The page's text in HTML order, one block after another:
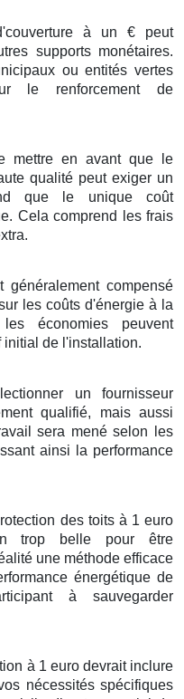
couverture à un € peut
supports monétaires.
ouentités vertes
le renforcementde
mettre en avantque
le
qualitépeut exigerun
que le uniquecoût
. Celacomprend lesfrais
.
généralement compensé
les coûts d'énergie à la
leséconomies peuvent
initial de l'installation.
unfournisseur
qualifié, maisaussi
sera menéselon les
ainsi
la performance
des toitsà 1 euro
trop belle pour être
une méthode efficace
énergétiquede
àsauvegarder
à 1 eurodevrait inclure
nécessitésspécifiques